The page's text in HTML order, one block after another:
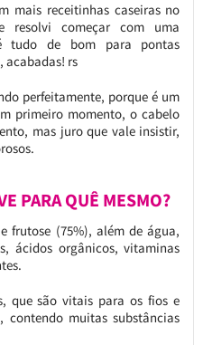
mais receitinhas caseiras no
resolvi começar com uma
tudo de bom para pontas
acabadas! rs
perfeitamente, porque é um
primeiro momento, o cabelo
mas juro que vale insistir,
PARA QUÊ MESMO?
frutose (75%), além de água,
ácidos orgânicos, vitaminas
que são vitais para os fios e
contendo muitas substâncias